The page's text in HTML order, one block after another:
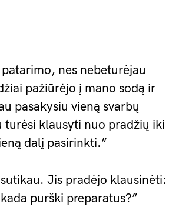
nes nebeturėjau
pažiūrėjo į mano sodą ir
pasakysiu vieną svarbų
turėsi klausyti nuo pradžių iki
dalį pasirinkti.”
Jis pradėjo klausinėti:
purški preparatus?”